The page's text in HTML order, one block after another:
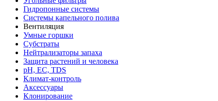
Гидропонные системы
Системы капельного полива
Вентиляция
Умные горшки
Субстраты
Нейтрализаторы запаха
Защита растений и человека
pH, EC, TDS
Климат-контроль
Аксессуары
Клонирование